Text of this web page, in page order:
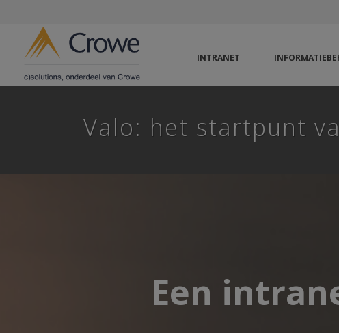
INTRANET
Valo: het startpunt
Een